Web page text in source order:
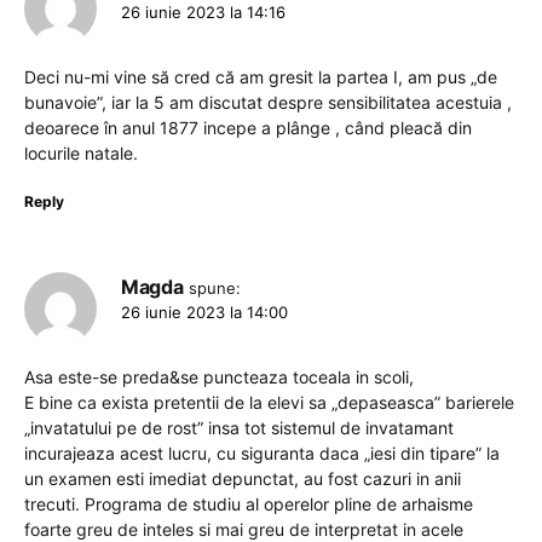
26 iunie 2023 la 14:16
Deci nu-mi vine să cred că am gresit la partea I, am pus „de
bunavoie”, iar la 5 am discutat despre sensibilitatea acestuia ,
deoarece în anul 1877 incepe a plânge , când pleacă din
locurile natale.
Reply
Magda spune:
26 iunie 2023 la 14:00
Asa este-se preda&se puncteaza toceala in scoli,
E bine ca exista pretentii de la elevi sa „depaseasca” barierele
„invatatului pe de rost” insa tot sistemul de invatamant
incurajeaza acest lucru, cu siguranta daca „iesi din tipare” la
un examen esti imediat depunctat, au fost cazuri in anii
trecuti. Programa de studiu al operelor pline de arhaisme
foarte greu de inteles si mai greu de interpretat in acele